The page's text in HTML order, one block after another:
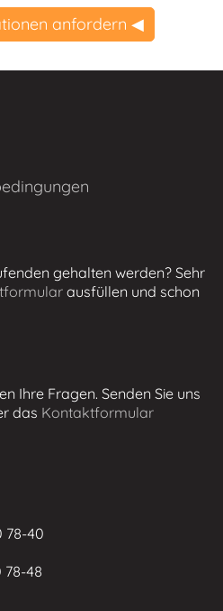
anfordern ◀
gehalten werden? Sehr
ausfüllen und schon
Ihre Fragen. Senden Sie uns
das Kontaktformular
78-40
78-48